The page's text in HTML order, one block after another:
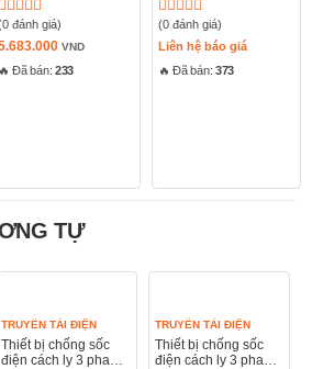
0
đánh giá)
VND
🔥 Đã bán: 233
Được
xếp
0
(0 đánh giá)
Liên hệ báo giá
🔥 Đã bán: 373
TỰ
TRUYỀN TẢI ĐIỆN
Thiết bị chống sốc
điện cách ly 3 pha
TRUYỀN TẢI ĐIỆN
Thiết bị chống sốc
điện cách ly 3 pha